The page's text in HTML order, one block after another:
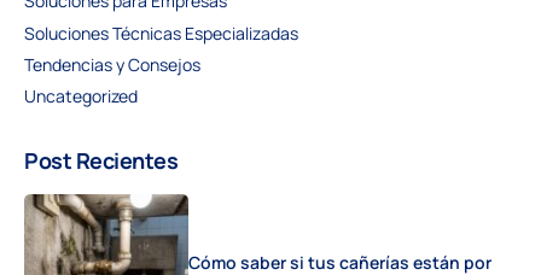
Soluciones Técnicas Especializadas
Tendencias y Consejos
Uncategorized
Post Recientes
Cómo saber si tus cañerías están por